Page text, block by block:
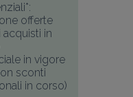
offerte
acquisti in
in vigore
sconti
in corso)